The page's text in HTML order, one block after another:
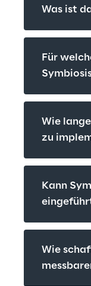
Was ist
Für
Wie
zu
Kann
Wie